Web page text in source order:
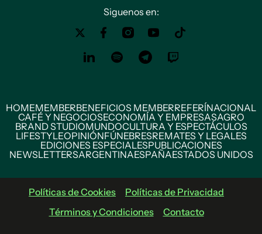
Siguenos en:
HOMEMEMBERBENEFICIOS MEMBERREFERÍNACIONAL
CAFÉ Y NEGOCIOSECONOMÍA Y EMPRESASAGRO
BRAND STUDIOMUNDOCULTURA Y ESPECTÁCULOS
LIFESTYLEOPINIÓNFÚNEBRESREMATES Y LEGALES
EDICIONES ESPECIALESPUBLICACIONES
NEWSLETTERSARGENTINAESPAÑAESTADOS UNIDOS
Políticas de Cookies
Políticas de Privacidad
Términos y Condiciones
Contacto